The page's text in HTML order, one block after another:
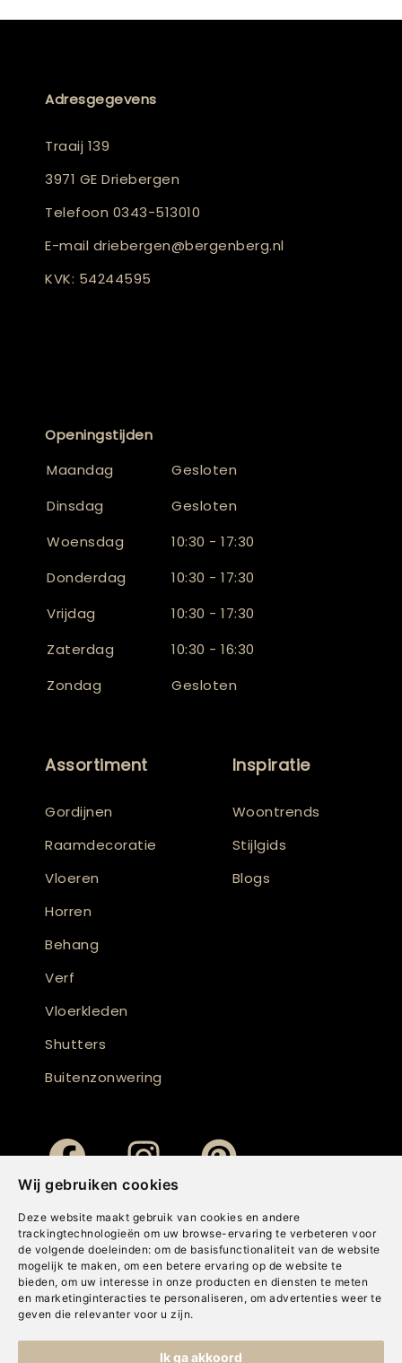
Wij gebruiken cookies
Deze website maakt gebruik van cookies en andere
trackingtechnologieën om uw browse-ervaring te verbeteren voor
de volgende doeleinden: om de basisfunctionaliteit van de website
mogelijk te maken , om een betere ervaring op de website te
bieden, om uw interesse in onze producten en diensten te meten
en marketinginteracties te personaliseren , om advertenties weer te
geven die relevanter voor u zijn.
Ik ga akkoord
Adresgegevens
Traaij 139
3971 GE Driebergen
Telefoon 0343-513010
E-mail driebergen@bergenberg.nl
KVK: 54244595
Openingstijden
Maandag
Gesloten
Dinsdag
Gesloten
Woensdag
10:30 - 17:30
Donderdag
10:30 - 17:30
Vrijdag
10:30 - 17:30
Zaterdag
10:30 - 16:30
Zondag
Gesloten
Assortiment
Gordijnen
Raamdecoratie
Vloeren
Horren
Behang
Verf
Vloerkleden
Shutters
Buitenzonwering
Inspiratie
Woontrends
Stijlgids
Blogs
Cookies